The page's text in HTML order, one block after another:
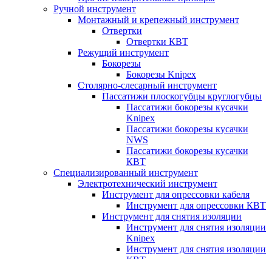
Ручной инструмент
Монтажный и крепежный инструмент
Отвертки
Отвертки КВТ
Режущий инструмент
Бокорезы
Бокорезы Knipex
Столярно-слесарный инструмент
Пассатижи плоскогубцы круглогубцы
Пассатижи бокорезы кусачки
Knipex
Пассатижи бокорезы кусачки
NWS
Пассатижи бокорезы кусачки
КВТ
Специализированный инструмент
Электротехнический инструмент
Инструмент для опрессовки кабеля
Инструмент для опрессовки КВТ
Инструмент для снятия изоляции
Инструмент для снятия изоляции
Knipex
Инструмент для снятия изоляции